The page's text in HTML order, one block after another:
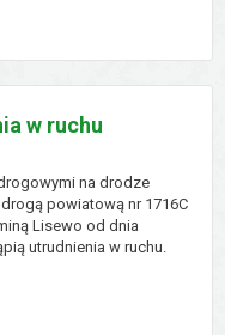
w ruchu
na drodze
powiatową nr 1716C
Lisewo od dnia
utrudnienia w ruchu.